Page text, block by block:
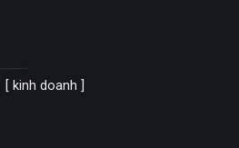
[ kinh doanh ]